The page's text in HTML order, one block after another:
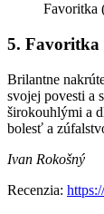
Favoritka
5. Favoritka
Brilantne
svojej povesti a
širokouhlými a
bolesť a
Ivan Rokošný
Recenzia: